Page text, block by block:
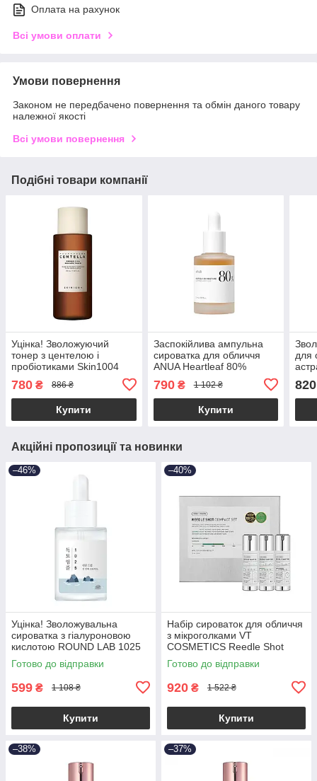
Оплата на рахунок
Всі умови оплати
Умови повернення
Законом не передбачено повернення та обмін даного товару
належної якості
Всі умови повернення
Подібні товари компанії
Уцінка! Зволожуючий
тонер з центелою і
пробіотиками Skin1004
Probio-Cica Essence Toner
210ml (М'яте паковання!
780 ₴ 886 ₴
Купити
Заспокійлива ампульна
сироватка для обличчя
ANUA Heartleaf 80%
Moisture Soothing Ampoule
30ml
790₴ 1 102 ₴
Купити
для
820
Акційні пропозиції та новинки
–46%
Уцінка! Зволожувальна
сироватка з гіалуроновою
кислотою ROUND LAB 1025
Dokdo Ampoule 45g (Термін
придатності: до 26.11.2026)
Готово до відправки
599 ₴ 1 108 ₴
Купити
–40%
Набір сироваток для обличчя
з мікроголками VT
COSMETICS Reedle Shot
Compact Set
Готово до відправки
920 ₴ 1 522 ₴
Купити
–38% –37%